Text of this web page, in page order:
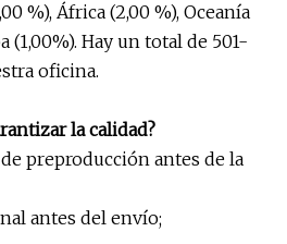
%), África (2,00 %), Oceanía
(1,00%). Hay un total de 501-
oficina.
la calidad?
preproducción antes de la
antes del envío;